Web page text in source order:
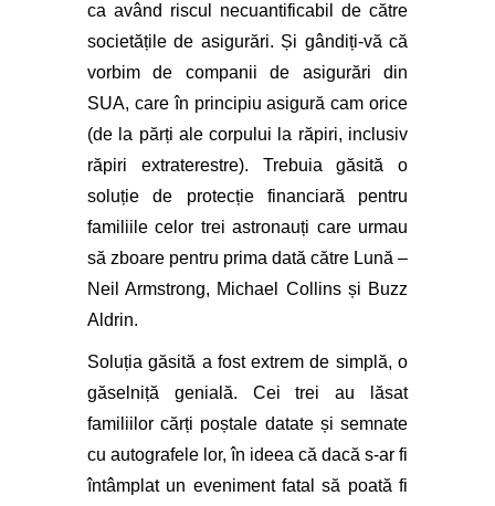
ca având riscul necuantificabil de către
societățile de asigurări. Și gândiți-vă că
vorbim de companii de asigurări din
SUA, care în principiu asigură cam orice
(de la părți ale corpului la răpiri, inclusiv
răpiri extraterestre). Trebuia găsită o
soluție de protecție financiară pentru
familiile celor trei astronauți care urmau
să zboare pentru prima dată către Lună –
Neil Armstrong, Michael Collins și Buzz
Aldrin.
Soluția găsită a fost extrem de simplă, o
găselniță genială. Cei trei au lăsat
familiilor cărți poștale datate și semnate
cu autografele lor, în ideea că dacă s-ar fi
întâmplat un eveniment fatal să poată fi